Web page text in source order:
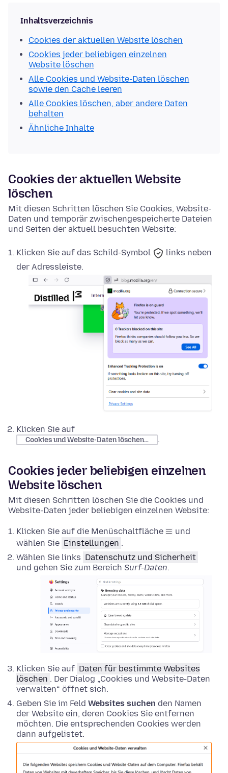
Inhaltsverzeichnis
Cookies der aktuellen Website löschen
Cookies jeder beliebigen einzelnen
Website löschen
Alle Cookies und Website-Daten löschen
sowie den Cache leeren
Alle Cookies löschen, aber andere Daten
behalten
Ähnliche Inhalte
Cookies der aktuellen Website
löschen
Mit diesen Schritten löschen Sie Cookies, Website-
Daten und temporär zwischengespeicherte Dateien
und Seiten der aktuell besuchten Website:
Klicken Sie auf das Schild-Symbol
links neben
der Adressleiste.
Klicken Sie auf
Cookies und Website-Daten löschen… .
Cookies jeder beliebigen einzelnen
Website löschen
Mit diesen Schritten löschen Sie die Cookies und
Website-Daten jeder beliebigen einzelnen Website:
Klicken Sie auf die Menüschaltfläche
und
wählen Sie Einstellungen .
Wählen Sie links Datenschutz und Sicherheit
und gehen Sie zum Bereich Surf-Daten.
Klicken Sie auf Daten für bestimmte Websites
löschen . Der Dialog „Cookies und Website-Daten
verwalten“ öffnet sich.
Geben Sie im Feld Websites suchen den Namen
der Website ein, deren Cookies Sie entfernen
möchten. Die entsprechenden Cookies werden
dann aufgelistet.